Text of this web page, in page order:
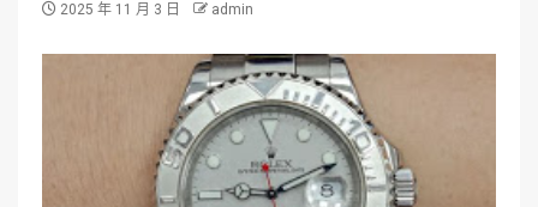
2025 年 11 月 3 日 admin